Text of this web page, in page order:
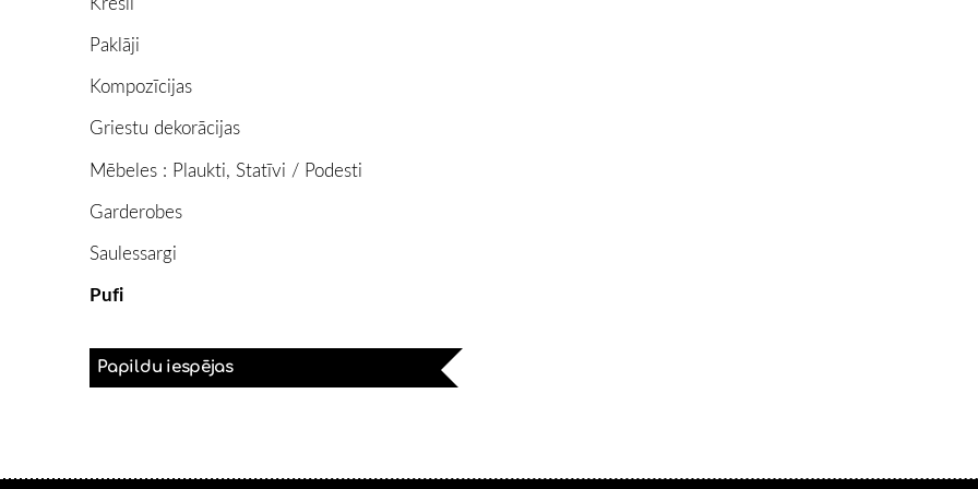
Paklāji
Kompozīcijas
Griestu dekorācijas
Mēbeles : Plaukti, Statīvi / Podesti
Garderobes
Saulessargi
Pufi
Papildu iespējas